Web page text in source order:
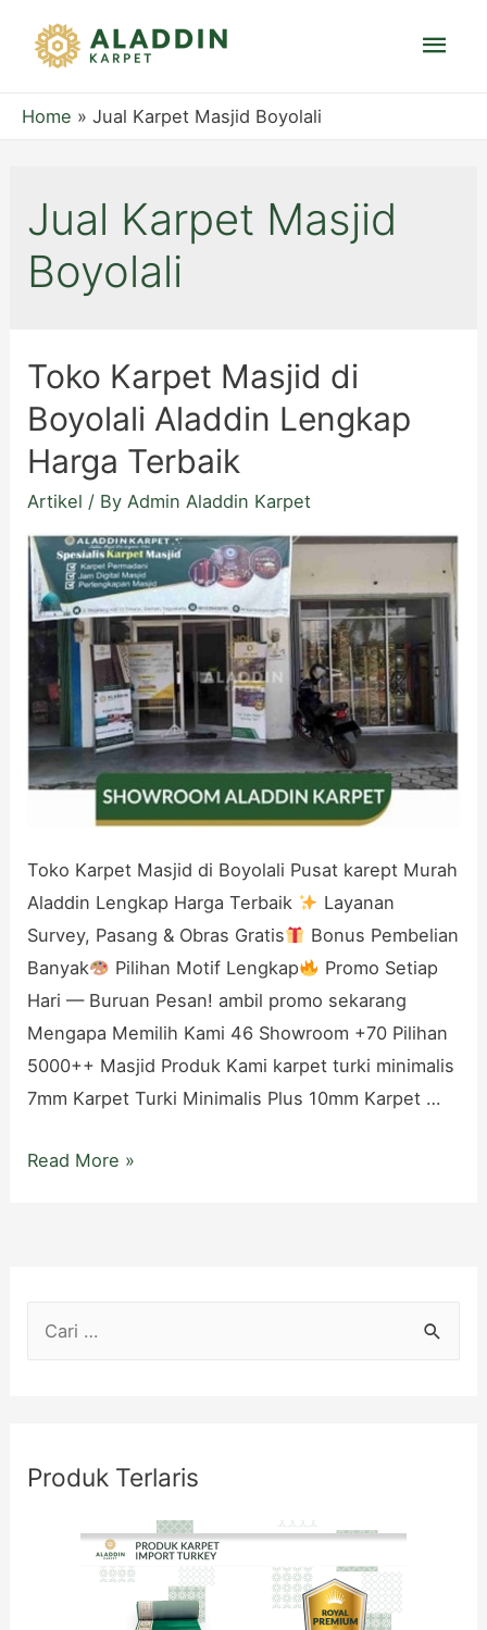
Home Jual Karpet Masjid Boyolali
Jual Karpet Masjid
Boyolali
Toko Karpet Masjid di
Boyolali Aladdin Lengkap
Harga Terbaik
Artikel / ByAdmin Aladdin Karpet
Toko Karpet Masjid di Boyolali Pusat karept Murah
Aladdin Lengkap Harga Terbaik
Layanan
Survey, Pasang & Obras Gratis
Bonus Pembelian
Banyak
Pilihan Motif Lengkap
Promo Setiap
Hari — Buruan Pesan! ambil promo sekarang
Mengapa Memilih Kami 46 Showroom +70 Pilihan
5000++ Masjid Produk Kami karpet turki minimalis
7mm Karpet Turki Minimalis Plus 10mm Karpet …
Toko
Aladdin
Read More »
nProduk Terlaris